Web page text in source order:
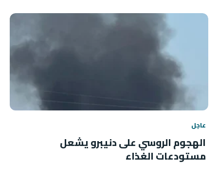
عاجل
الهجوم الروسي على دنيبرو يشعل
مستودعات الغذاء